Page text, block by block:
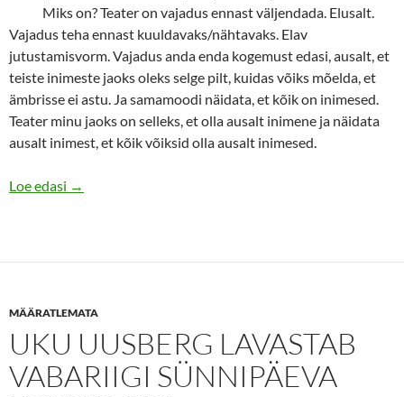
Miks on? Teater on vajadus ennast väljendada. Elusalt.
Vajadus teha ennast kuuldavaks/nähtavaks. Elav
jutustamisvorm. Vajadus anda enda kogemust edasi, ausalt, et
teiste inimeste jaoks oleks selge pilt, kuidas võiks mõelda, et
ämbrisse ei astu. Ja samamoodi näidata, et kõik on inimesed.
Teater minu jaoks on selleks, et olla ausalt inimene ja näidata
ausalt inimest, et kõik võiksid olla ausalt inimesed.
Loe edasi Mõista maailma ja olla aus elus ja laval
→
MÄÄRATLEMATA
UKU UUSBERG LAVASTAB
VABARIIGI SÜNNIPÄEVA